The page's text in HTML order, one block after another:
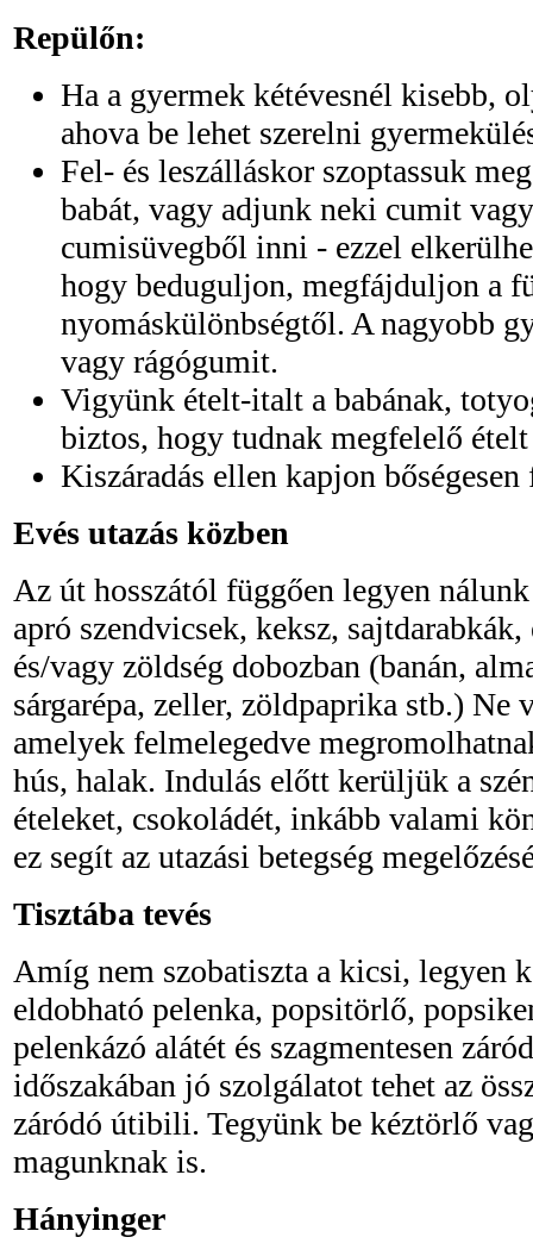
Repülőn:
Ha a gyermek kétévesnél kisebb,
ahova be lehet szerelni
Fel- és leszálláskor szoptassuk
babát, vagy adjunk neki cumit vagy
cumisüvegből inni - ezzel
hogy beduguljon, megfájduljon a
nyomáskülönbségtől. A nagyobb
vagy rágógumit.
Vigyünk ételt-italt a babának,
biztos, hogy tudnak megfelelő
Kiszáradás ellen kapjon
Evés utazás közben
Az út hosszától függően legyen
apró szendvicsek, keksz,
és/vagy zöldség dobozban (banán,
sárgarépa, zeller, zöldpaprika stb.) Ne
amelyek felmelegedve
hús, halak. Indulás előtt kerüljük a
ételeket, csokoládét, inkább valami
ez segít az utazási betegség
Tisztába tevés
Amíg nem szobatiszta a kicsi, legyen
eldobható pelenka, popsitörlő,
pelenkázó alátét és szagmentesen
időszakában jó szolgálatot tehet az
záródó útibili. Tegyünk be kéztörlő
magunknak is.
Hányinger